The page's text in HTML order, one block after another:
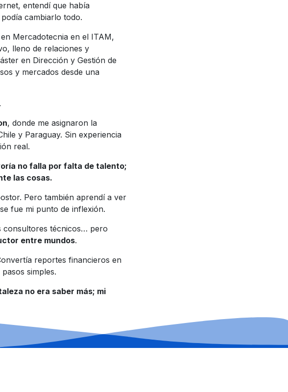
entendí que había
cambiarlo todo.
Mercadotecnia en el ITAM,
lleno de relaciones y
en Dirección y Gestión de
y mercados desde una
, donde me asignaron la
y Paraguay. Sin experiencia
real.
no falla por falta de talento;
las cosas.
Pero también aprendí a ver
fue mi punto de inflexión.
consultores técnicos… pero
entre mundos.
reportes financieros en
simples.
no era saber más; mi